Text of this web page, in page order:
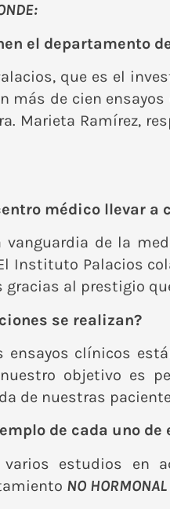
el departamento
que es el
más de cien
Marieta Ramírez,
médico llevar a
de la
Instituto Palacios
al prestigio
se realizan?
ensayos clínicos
nuestro objetivo es
de nuestras
de cada uno
varios estudios en
NO HORMONAL